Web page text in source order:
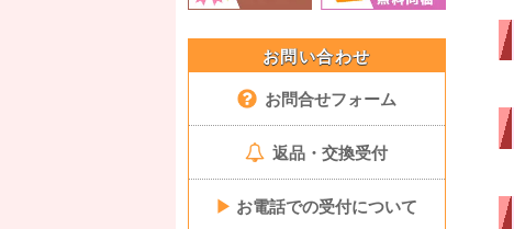
お問い合わせ
お問合せフォーム
返品・交換受付
▶ お電話での受付について